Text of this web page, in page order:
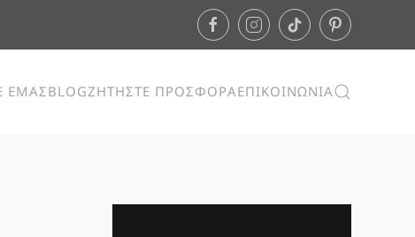
ΕΜΑΣBLOGΖΗΤΗΣΤΕ ΠΡΟΣΦΟΡΑΕΠΙΚΟΙΝΩΝΙΑ